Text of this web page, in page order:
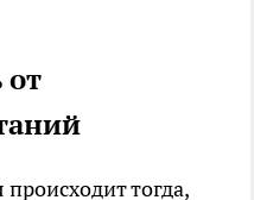
от
тогда,